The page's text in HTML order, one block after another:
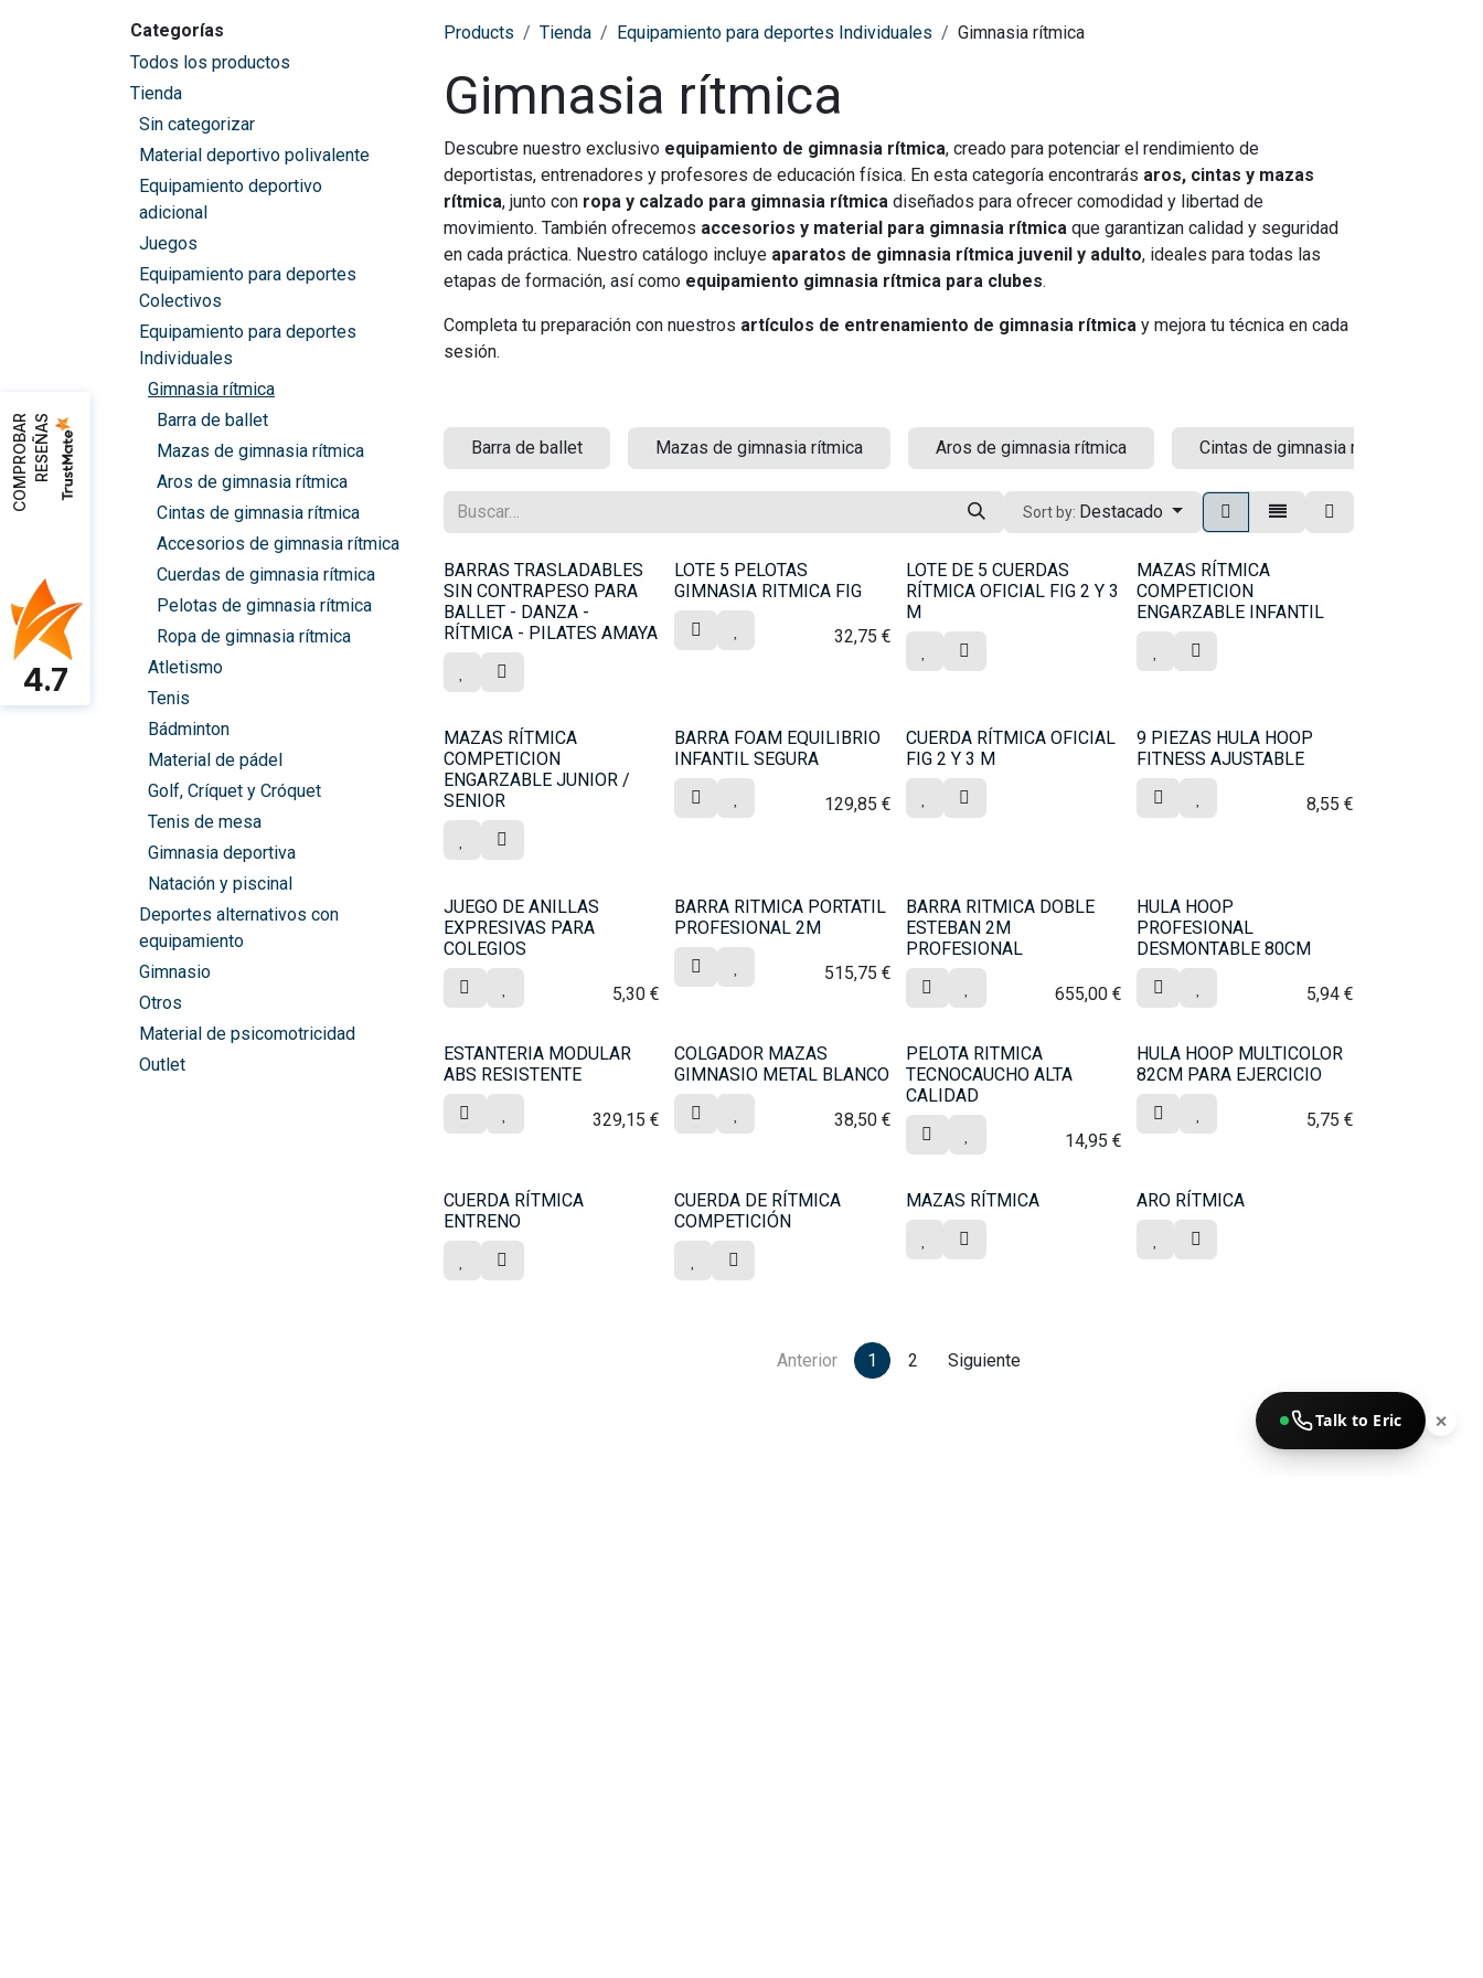
Categorías
Todos los productos
Tienda
Sin categorizar
Material deportivo polivalente
Equipamiento deportivo
adicional
Juegos
Equipamiento para deportes
Colectivos
Equipamiento para deportes
Individuales
Gimnasia rítmica
Barra de ballet
Mazas de gimnasia rítmica
Aros de gimnasia rítmica
Cintas de gimnasia rítmica
Accesorios de gimnasia rítmica
Cuerdas de gimnasia rítmica
Pelotas de gimnasia rítmica
Ropa de gimnasia rítmica
Atletismo
Tenis
Bádminton
Material de pádel
Golf, Críquet y Cróquet
Tenis de mesa
Gimnasia deportiva
Natación y piscinal
Deportes alternativos con
equipamiento
Gimnasio
Otros
Material de psicomotricidad
Outlet
Products Tienda Equipamiento para deportes Individuales Gimnasia rítmica
Gimnasia rítmica
Descubre nuestro exclusivo equipamiento de gimnasia rítmica, creado para potenciar el rendimiento de
deportistas, entrenadores y profesores de educación física. En esta categoría encontrarás aros, cintas y mazas
rítmica, junto con ropa y calzado para gimnasia rítmica diseñados para ofrecer comodidad y libertad de
movimiento. También ofrecemos accesorios y material para gimnasia rítmica que garantizan calidad y seguridad
en cada práctica. Nuestro catálogo incluye aparatos de gimnasia rítmica juvenil y adulto, ideales para todas las
etapas de formación, así como equipamiento gimnasia rítmica para clubes.
Completa tu preparación con nuestros artículos de entrenamiento de gimnasia rítmica y mejora tu técnica en cada
sesión.
Barra de ballet Mazas de gimnasia rítmica Aros de gimnasia rítmica Cintas de gimnasia rítmica
Sort by: Destacado
BARRAS TRASLADABLES
SIN CONTRAPESO PARA
BALLET - DANZA -
RÍTMICA - PILATES AMAYA
LOTE 5 PELOTAS
GIMNASIA RITMICA FIG
32,75 €
LOTE DE 5 CUERDAS
RÍTMICA OFICIAL FIG 2 Y 3
M
MAZAS RÍTMICA
COMPETICION
ENGARZABLE INFANTIL
MAZAS RÍTMICA
COMPETICION
ENGARZABLE JUNIOR /
SENIOR
BARRA FOAM EQUILIBRIO
INFANTIL SEGURA
129,85 €
CUERDA RÍTMICA OFICIAL
FIG 2 Y 3 M
9 PIEZAS HULA HOOP
FITNESS AJUSTABLE
8,55 €
JUEGO DE ANILLAS
EXPRESIVAS PARA
COLEGIOS
5,30 €
BARRA RITMICA PORTATIL
PROFESIONAL 2M
515,75 €
BARRA RITMICA DOBLE
ESTEBAN 2M
PROFESIONAL
655,00 €
HULA HOOP
PROFESIONAL
DESMONTABLE 80CM
5,94€
ESTANTERIA MODULAR
ABS RESISTENTE
329,15 €
COLGADOR MAZAS
GIMNASIO METAL BLANCO
38,50€
PELOTA RITMICA
TECNOCAUCHO ALTA
CALIDAD
14,95 €
HULA HOOP MULTICOLOR
82CM PARA EJERCICIO
5,75 €
CUERDA RÍTMICA
ENTRENO
CUERDA DE RÍTMICA
COMPETICIÓN
MAZAS RÍTMICA ARO RÍTMICA
Anterior 1 2 Siguiente
C
O
M
P
R
O
B
A
R
R
E
S
E
Ñ
AS
4.7
Talk to Eric ✕